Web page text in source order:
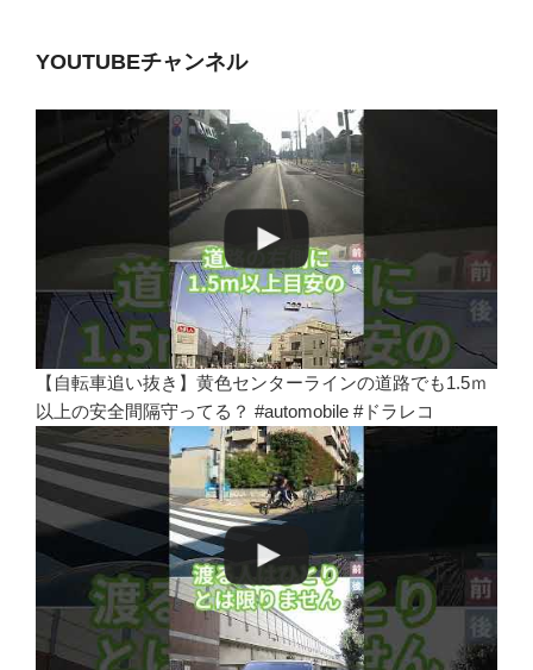
YOUTUBEチャンネル
【自転車追い抜き】黄色センターラインの道路でも1.5ｍ
以上の安全間隔守ってる？ #automobile #ドラレコ